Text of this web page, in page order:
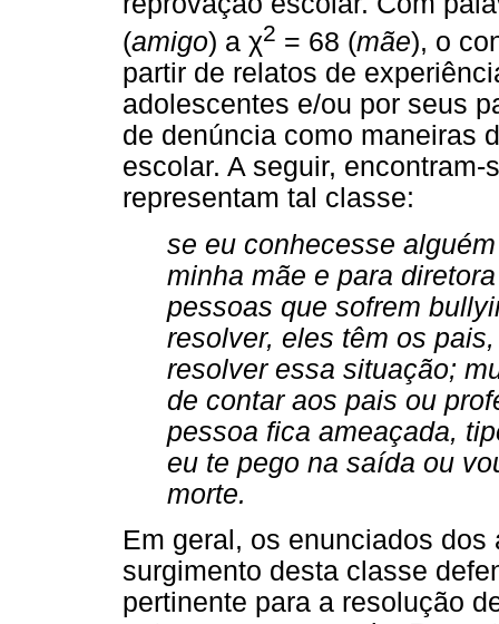
(amigo) a χ2 = 68 (mãe), o
partir de relatos de
adolescentes e/ou por seus
de denúncia como maneiras
escolar. A seguir,
representam tal classe:
se eu conhecesse
minha mãe e para
pessoas que sofrem
resolver, eles têm os
resolver essa situação;
de contar aos pais ou
pessoa fica ameaçada,
eu te pego na saída ou
morte.
Em geral, os enunciados
surgimento desta classe
pertinente para a resolução